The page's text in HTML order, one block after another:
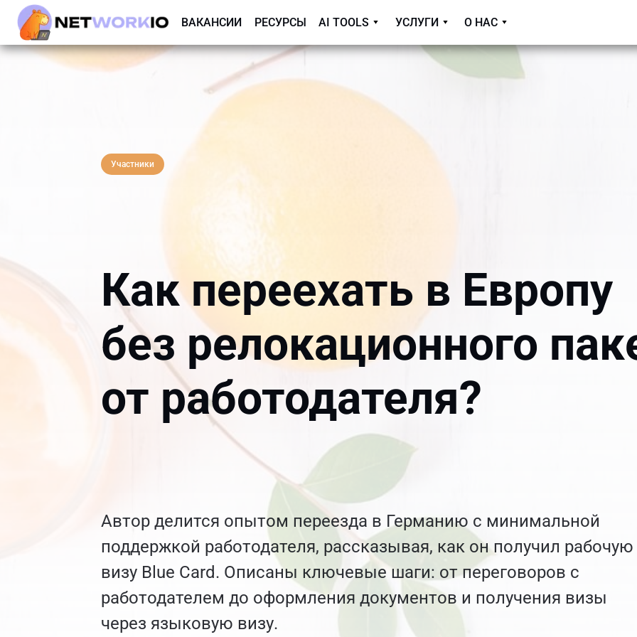
ВАКАНСИИ РЕСУРСЫ AI TOOLS УСЛУГИ О НАС
Участники
Как переехать в Европу
без релокационного
от работодателя?
Автор делится опытом переезда в Германию с минимальной
поддержкой работодателя, рассказывая, как он получил рабочую
визу Blue Card. Описаны ключевые шаги: от переговоров с
работодателем до оформления документов и получения визы
через языковую визу.